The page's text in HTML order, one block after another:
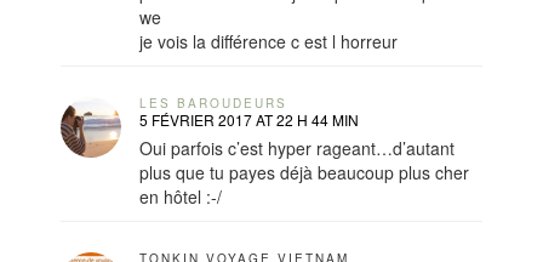
we
je vois la différence c est l horreur
LES BAROUDEURS
5 FÉVRIER 2017 AT 22 H 44 MIN
Oui parfois c’est hyper rageant…d’autant
plus que tu payes déjà beaucoup plus cher
en hôtel :-/
TONKIN VOYAGE VIETNAM